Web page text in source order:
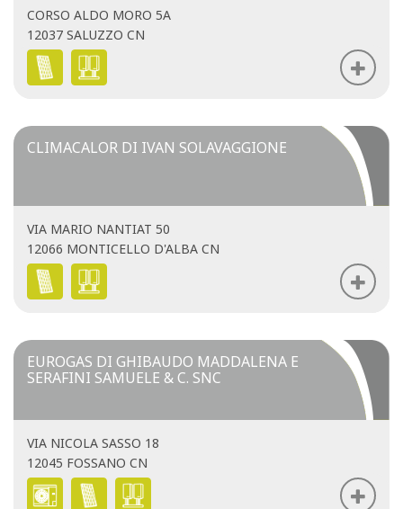
CORSO ALDO MORO 5A
12037 SALUZZO CN
CLIMACALOR DI IVAN SOLAVAGGIONE
VIA MARIO NANTIAT 50
12066 MONTICELLO D'ALBA CN
EUROGAS DI GHIBAUDO MADDALENA E
SERAFINI SAMUELE & C. SNC
VIA NICOLA SASSO 18
12045 FOSSANO CN